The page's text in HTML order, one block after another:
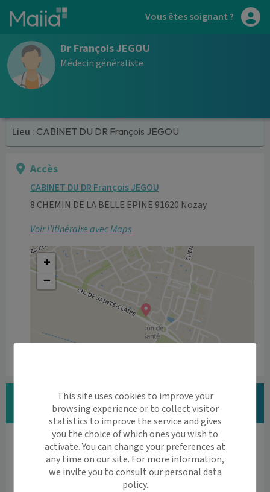
Aller au contenu principal Vous êtes soignant ?
Dr François JEGOU
Médecin généraliste
Lieu : CABINET DU DR François JEGOU
Accès
CABINET DU DR François JEGOU
8 CHEMIN DE LA BELLE EPINE 91620 Nozay
Voir l’itinéraire avec Maps
+
−
Vous êtes Dr François JEGOU ?
Modifier vos informations
Vous êtes professionnel de santé ?
Découvrez l'agenda en ligne et la téléconsultation
par Maiia
This site uses cookies to improve your
browsing experience or to collect visitor
statistics to improve the service and gives
you the choice of which ones you wish to
activate. You can change your preferences at
any time on our site. For more information,
we invite you to consult our personal data
policy.